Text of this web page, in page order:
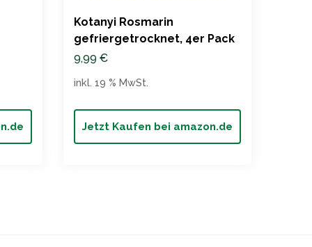
Kotanyi Rosmarin
gefriergetrocknet, 4er Pack
9,99 €
Jetzt Kaufen bei amazon.de
inkl. 19 % MwSt.